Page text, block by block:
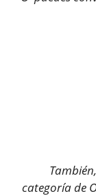
categoría de